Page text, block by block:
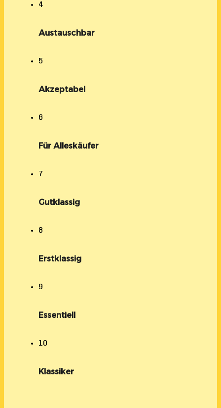
4
Austauschbar
5
Akzeptabel
6
Für Alleskäufer
7
Gutklassig
8
Erstklassig
9
Essentiell
10
Klassiker